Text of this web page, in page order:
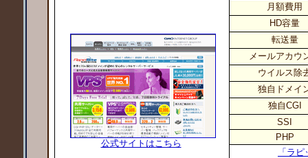
公式サイトはこちら
月額費用
HD容量
転送量
メールアカウ
ウイルス除
独自ドメイ
独自CGI
SSI
PHP
「ラ